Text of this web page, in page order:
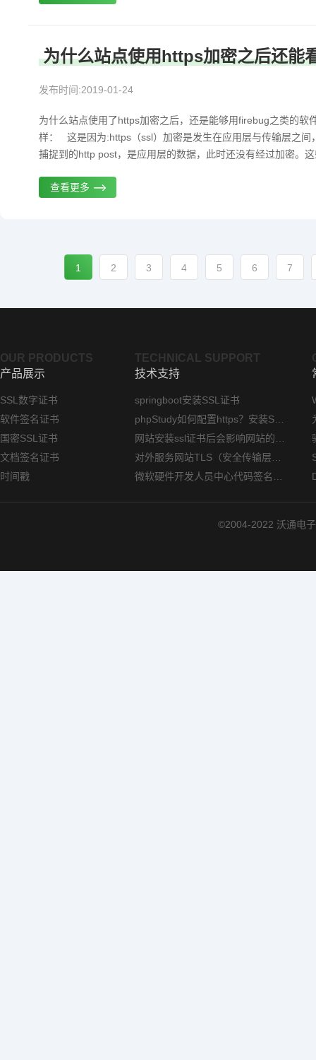
为什么站点使用https加密之后还能
发布时间:2019-01-24
为什么站点使用了https加密之后，还是能够用firebug之类的软
样： 这是因为:https（ssl）加密是发生在应用层与传输层之间
捕捉到的http post，是应用层的数据，此时还没有经过加密。
查看更多
1 2 3 4 5 6 7
OUR PRODUCTS
产品展示
SSL数字证书
软件签名证书
国密SSL证书
文档签名证书
时间戳
TECHNICAL SUPPORT
技术支持
springboot安装SSL证书
©2004-2022 沃通电